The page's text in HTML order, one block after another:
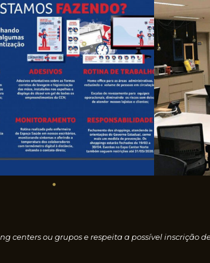
centers ou grupos e respeita a possível inscrição